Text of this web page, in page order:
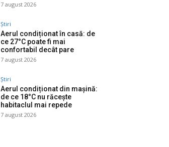
7 august 2026
Știri
Aerul condiționat în casă: de
ce 27°C poate fi mai
confortabil decât pare
7 august 2026
Știri
Aerul condiționat din mașină:
de ce 18°C nu răcește
habitaclul mai repede
7 august 2026